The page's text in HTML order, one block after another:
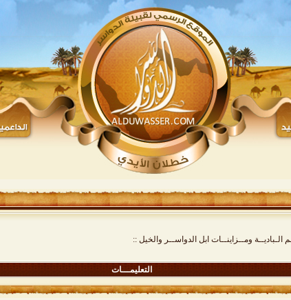
ومــزاينــات ابل الدواســر والخيل ::
التعليمـــات